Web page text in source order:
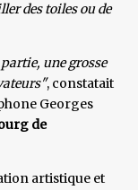
des toiles ou de
une grosse
, constatait
Georges
de
artistique et